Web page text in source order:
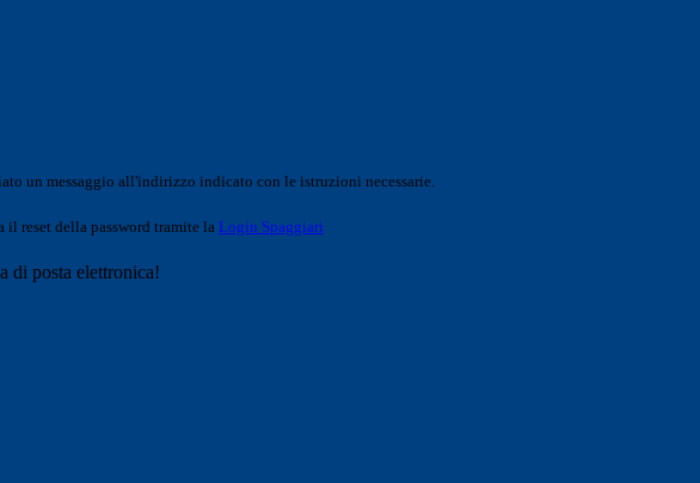
un messaggio all'indirizzo indicato con le istruzioni necessarie.
il reset della password tramite la Login Spaggiari
di posta elettronica!